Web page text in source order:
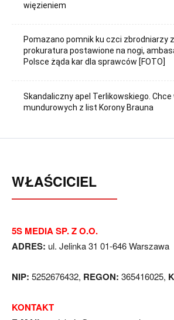
więzieniem
Pomazano pomnik ku czci zbrodniarzy z
prokuratura postawione na nogi,
Polsce żąda kar dla sprawców [FOTO]
Skandaliczny apel Terlikowskiego.
mundurowych z list Korony Brauna
WŁAŚCICIEL
5S MEDIA SP. Z O.O.
ADRES: ul. Jelinka 31 01-646 Warszawa
NIP: 5252676432, REGON: 365416025,
KONTAKT